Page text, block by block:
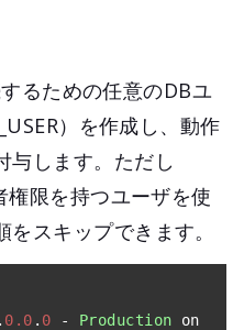
るための任意のDBユ
）を作成し、動作
与します。ただし
権限を持つユーザを使
スキップできます。
. 0.0 . 0 - Production